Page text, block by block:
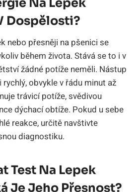
Na Lepek
Dospělosti?
nebo přesněji na pšenici se
během života. Stává se to i v
žádné potíže neměli. Nástup
obvykle v řádu minut až
trávicí potíže, svědivou
dýchací obtíže. Pokud u sebe
reakce, určitě navštivte
diagnostiku.
Test Na Lepek
Je Jeho Přesnost?